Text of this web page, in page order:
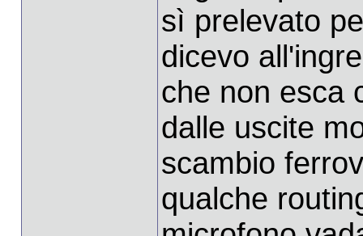
sì prelevato
dicevo
che non esca
dalle uscite
scambio
qualche